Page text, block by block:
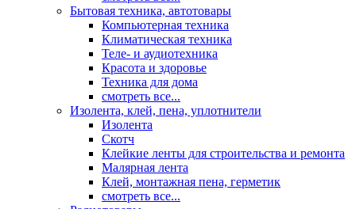
Бытовая техника, автотовары
Компьютерная техника
Климатическая техника
Теле- и аудиотехника
Красота и здоровье
Техника для дома
смотреть все...
Изолента, клей, пена, уплотнители
Изолента
Скотч
Клейкие ленты для строительства и ремонта
Малярная лента
Клей, монтажная пена, герметик
смотреть все...